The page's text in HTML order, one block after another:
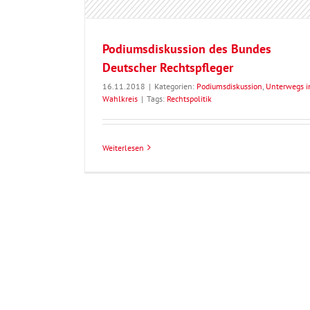
Podiumsdiskussion des Bundes
Deutscher Rechtspfleger
16.11.2018 | Kategorien: Podiumsdiskussion Unterwegs
Wahlkreis | Tags: Rechtspolitik
Weiterlesen